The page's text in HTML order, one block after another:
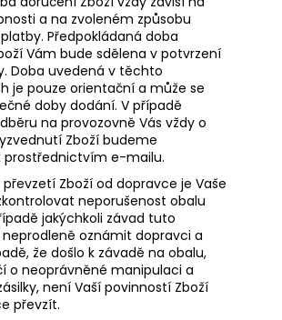
a na zvoleném způsobu
Předpokládaná doba
Vám bude sdělena v potvrzení
Doba uvedená v těchto
je pouze orientační a může se
doby dodání. V případě
na provozovně Vás vždy o
Zboží budeme
e-mailu.
převzetí Zboží od dopravce je Vaše
neporušenost obalu
jakýchkoli závad tuto
oznámit dopravci a
že došlo k závadě na obalu,
o neoprávněné manipulaci a
není Vaší povinností Zboží
převzít.